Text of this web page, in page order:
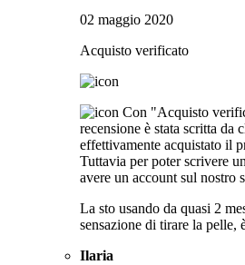
02 maggio 2020
Acquisto verificato
Con "Acquisto
recensione è stata scritta da
effettivamente acquistato il
Tuttavia per poter scrivere
avere un account sul nostro
La sto usando da quasi 2
sensazione di tirare la pelle,
Ilaria